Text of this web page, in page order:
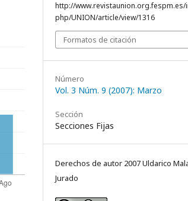
http://www.revistaunion.org.fespm.es/
php/UNION/article/view/1316
Formatos de citación
Número
Vol. 3 Núm. 9 (2007): Marzo
Sección
Secciones Fijas
Derechos de autor 2007 Uldarico
Jurado